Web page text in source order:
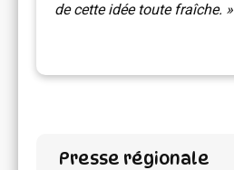
de cette idée toute fraîche. »
Presse régionale